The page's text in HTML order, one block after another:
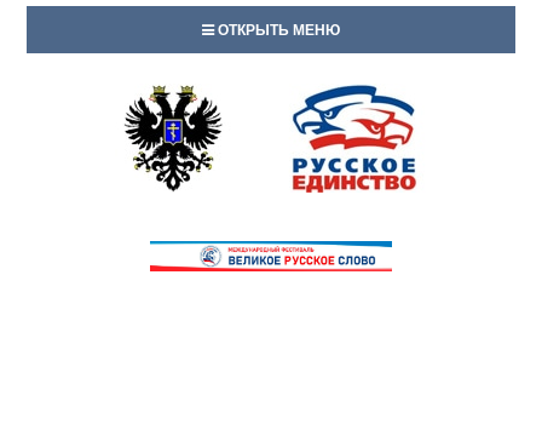
ОТКРЫТЬ МЕНЮ